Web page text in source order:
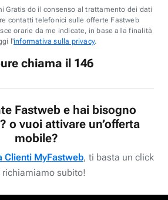
Gratis do il consenso al trattamento dei dati
contatti telefonici sulle offerte Fastweb
orarie da me indicate, in base alla finalità
l'informativa sulla privacy.
chiama il 146
Fastweb e hai bisogno
o vuoi attivare un’offerta
mobile?
Clienti MyFastweb, ti basta un click
richiamiamo subito!